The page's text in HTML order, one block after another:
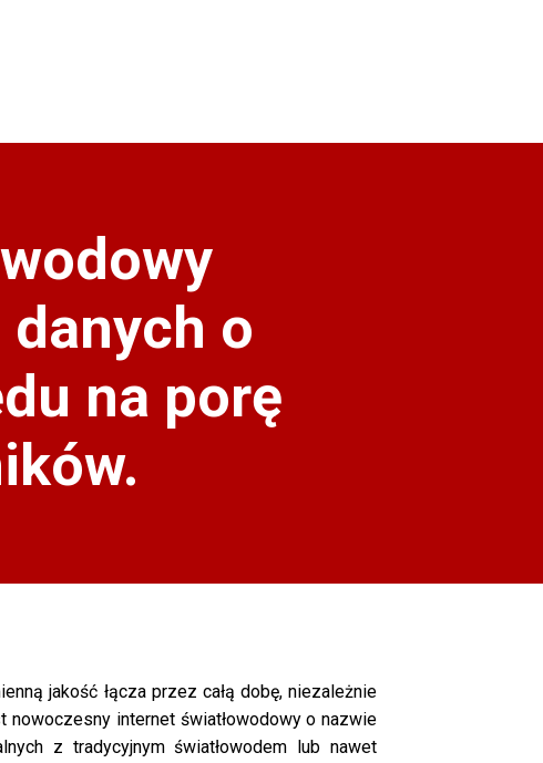
o
na porę
jakość łącza przez całą dobę, niezależnie
internet światłowodowy o nazwie
z tradycyjnym światłowodem lub nawet